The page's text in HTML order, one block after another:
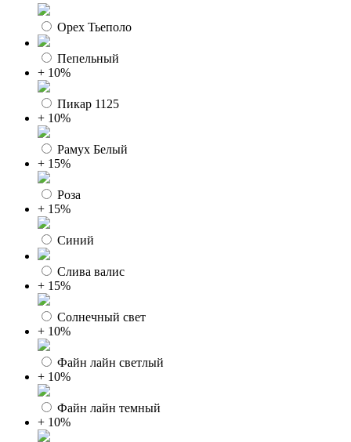
Орех Тьеполо
Пепельный
+ 10%
Пикар 1125
+ 10%
Рамух Белый
+ 15%
Роза
+ 15%
Синий
Слива валис
+ 15%
Солнечный свет
+ 10%
Файн лайн светлый
+ 10%
Файн лайн темный
+ 10%